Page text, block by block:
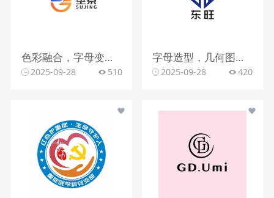
色彩融合，字母变形，文字搭配
2025-09-28 510
字母造型，几何图形，蓝色调
2025-09-28 420